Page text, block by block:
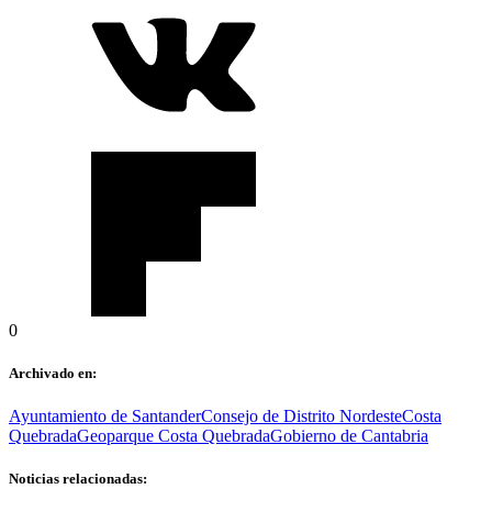
0
Archivado en:
Ayuntamiento de SantanderConsejo de Distrito NordesteCosta
QuebradaGeoparque Costa QuebradaGobierno de Cantabria
Noticias relacionadas: